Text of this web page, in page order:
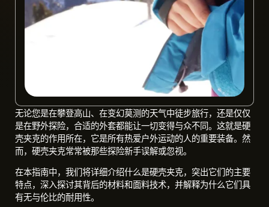
无论您是在攀登高山、在变幻莫测的天气中徒步旅行，还是仅仅
是在野外探险，合适的外套都能让一切变得与众不同。这就是硬
壳夹克的作用所在，它是所有热爱户外运动的人的重要装备。然
而，硬壳夹克常常被那些探险新手误解或忽视。
在本指南中，我们将详细介绍什么是硬壳夹克，突出它们的主要
特点，深入探讨其背后的材料和面料技术，并解释为什么它们具
有无与伦比的耐用性。